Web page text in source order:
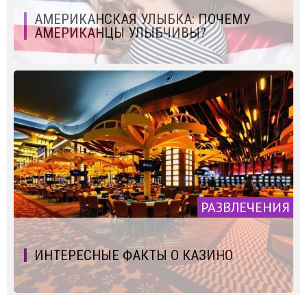
АМЕРИКАНСКАЯ УЛЫБКА: ПОЧЕМУ
АМЕРИКАНЦЫ УЛЫБЧИВЫ?
РАЗВЛЕЧЕНИЯ
ИНТЕРЕСНЫЕ ФАКТЫ О КАЗИНО